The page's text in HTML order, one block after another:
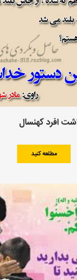
افرد کهنسال
مطلعه کنید